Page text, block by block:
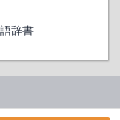
辞書